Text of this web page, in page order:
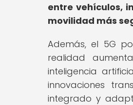
entre vehículos,
movilidad más
Además, el 5G
realidad
inteligencia
innovaciones
integrado y